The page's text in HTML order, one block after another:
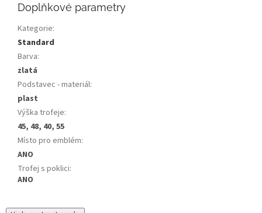
Doplňkové parametry
Kategorie:
Standard
Barva:
zlatá
Podstavec - materiál:
plast
Výška trofeje:
45, 48, 40, 55
Místo pro emblém:
ANO
Trofej s poklici:
ANO